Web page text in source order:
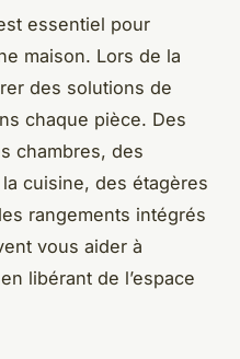
essentiel pour
maison. Lors de la
des solutions de
chaque pièce. Des
chambres, des
cuisine, des étagères
rangements intégrés
vous aider à
libérant de l’espace